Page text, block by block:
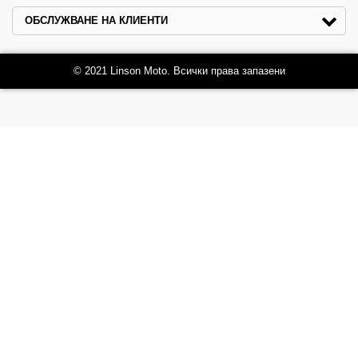
ОБСЛУЖВАНЕ НА КЛИЕНТИ
© 2021 Linson Moto. Всички права запазени